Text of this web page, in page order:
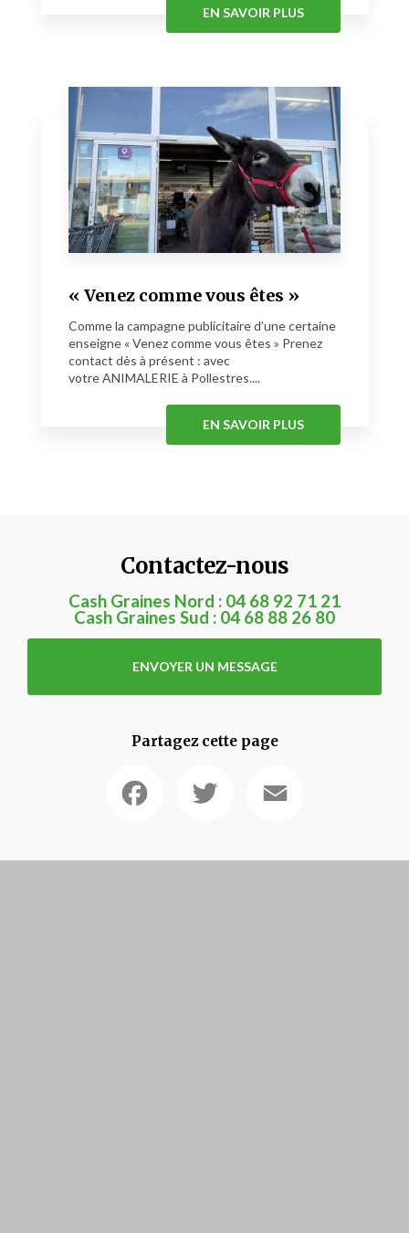
EN SAVOIR PLUS
« Venez comme vous êtes »
Comme la campagne publicitaire d’une certaine
enseigne « Venez comme vous êtes » Prenez
contact dès à présent : avec
votre ANIMALERIE à Pollestres....
EN SAVOIR PLUS
Contactez-nous
Cash Graines Nord : 04 68 92 71 21
Cash Graines Sud : 04 68 88 26 80
ENVOYER UN MESSAGE
Partagez cette page